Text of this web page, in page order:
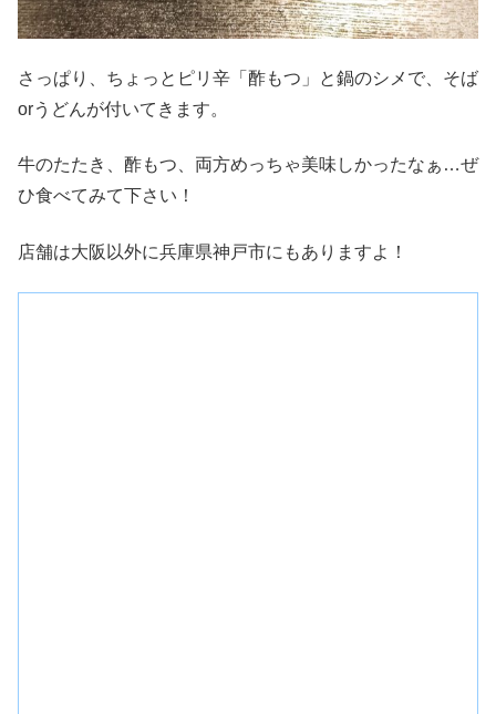
さっぱり、ちょっとピリ辛「酢もつ」と鍋のシメで、そば
orうどんが付いてきます。
牛のたたき、酢もつ、両方めっちゃ美味しかったなぁ…ぜ
ひ食べてみて下さい！
店舗は大阪以外に兵庫県神戸市にもありますよ！